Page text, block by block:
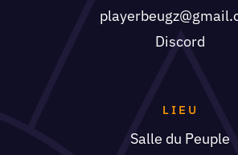
Discord
LIEU
Salle du Peuple